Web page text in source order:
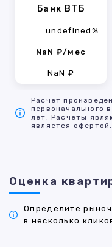
Банк ВТБ
undefined%
NaN ₽/мес
NaN ₽
Расчет
первоначального
лет. Расчеты
является офертой.
Оценка
Определите
в несколько